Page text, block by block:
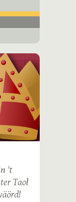
't
Taol